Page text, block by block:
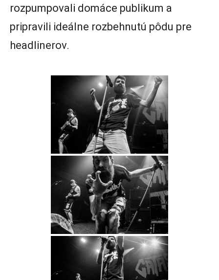
rozpumpovali domáce publikum a
pripravili ideálne rozbehnutú pôdu pre
headlinerov.